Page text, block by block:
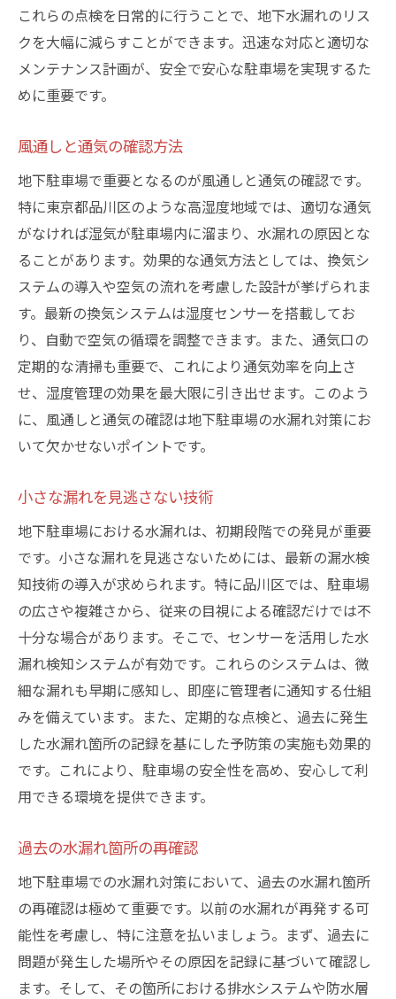
これらの点検を日常的に行うことで、地下水漏れのリス
クを大幅に減らすことができます。迅速な対応と適切な
メンテナンス計画が、安全で安心な駐車場を実現するた
めに重要です。
風通しと通気の確認方法
地下駐車場で重要となるのが風通しと通気の確認です。
特に東京都品川区のような高湿度地域では、適切な通気
がなければ湿気が駐車場内に溜まり、水漏れの原因とな
ることがあります。効果的な通気方法としては、換気シ
ステムの導入や空気の流れを考慮した設計が挙げられま
す。最新の換気システムは湿度センサーを搭載してお
り、自動で空気の循環を調整できます。また、通気口の
定期的な清掃も重要で、これにより通気効率を向上さ
せ、湿度管理の効果を最大限に引き出せます。このよう
に、風通しと通気の確認は地下駐車場の水漏れ対策にお
いて欠かせないポイントです。
小さな漏れを見逃さない技術
地下駐車場における水漏れは、初期段階での発見が重要
です。小さな漏れを見逃さないためには、最新の漏水検
知技術の導入が求められます。特に品川区では、駐車場
の広さや複雑さから、従来の目視による確認だけでは不
十分な場合があります。そこで、センサーを活用した水
漏れ検知システムが有効です。これらのシステムは、微
細な漏れも早期に感知し、即座に管理者に通知する仕組
みを備えています。また、定期的な点検と、過去に発生
した水漏れ箇所の記録を基にした予防策の実施も効果的
です。これにより、駐車場の安全性を高め、安心して利
用できる環境を提供できます。
過去の水漏れ箇所の再確認
地下駐車場での水漏れ対策において、過去の水漏れ箇所
の再確認は極めて重要です。以前の水漏れが再発する可
能性を考慮し、特に注意を払いましょう。まず、過去に
問題が発生した場所やその原因を記録に基づいて確認し
ます。そして、その箇所における排水システムや防水層